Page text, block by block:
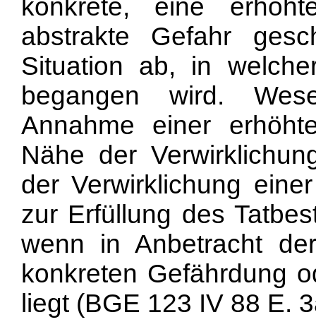
konkrete, eine
abstrakte Gefahr
Situation ab, in
begangen wird.
Annahme einer
Nähe der
der Verwirklichung
zur Erfüllung des
wenn in Anbetracht
konkreten Gefährdung
liegt (BGE 123 IV 88 E.